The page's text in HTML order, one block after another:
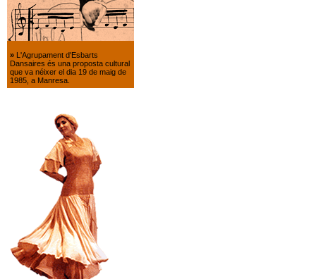
» L'Agrupament d'Esbarts
Dansaires és una proposta cultural
que va néixer el dia 19 de maig de
1985, a Manresa.